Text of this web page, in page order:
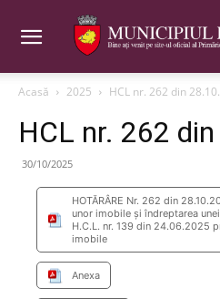
Acasă 2025 HCL nr. 262 din
HCL nr. 262
30/10/2025
HOTĂRÂRE Nr. 262 din
unor imobile și îndreptarea
H.C.L. nr. 139 din 24.06.2025
imobile
Anexa